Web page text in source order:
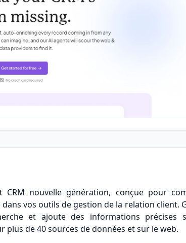
CRM nouvelle génération, conçue pour
vos outils de gestion de la relation client.
et ajoute des informations précises
de 40 sources de données et sur le web.